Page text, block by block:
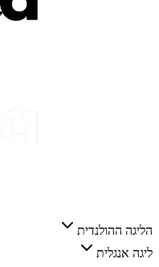
הליגה ההולנדית
ליגה אנגלית